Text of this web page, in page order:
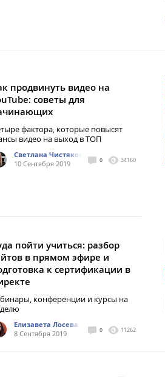
продвинуть видео на
советы для
фактора, которые повысят
видео на выход в ТОП
Светлана Чистякова
10 Сентября 2019
0 34160
пойти учиться: разбор
в прямом эфире и
к сертификации в
конференции и курсы на
Елизавета Лосева
8 Сентября 2019
0 11262